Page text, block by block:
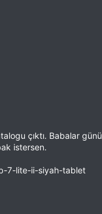
çıktı. Babalar
istersen.
7-lite-ii-siyah-tablet